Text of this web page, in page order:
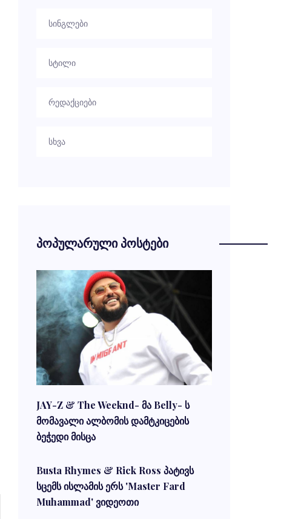
სინგლები
სტილი
რედაქციები
სხვა
პოპულარული პოსტები
JAY-Z & The Weeknd- მა Belly- ს
მომავალი ალბომის დამტკიცების
ბეჭედი მისცა
Busta Rhymes & Rick Ross პატივს
სცემს ისლამის ერს 'Master Fard
Muhammad' ვიდეოთი